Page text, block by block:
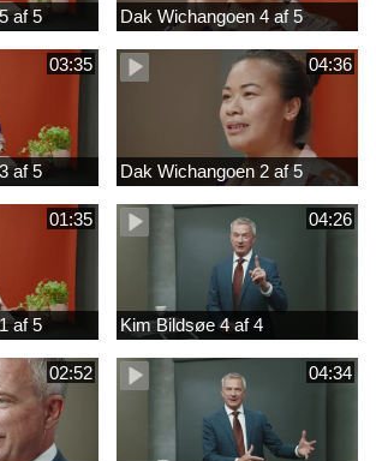
af 5 Dak Wichangoen 4 af 5
03:35
af 5
04:36
Dak Wichangoen 2 af 5
01:35
af 5
04:26
Kim Bildsøe 4 af 4
02:52 04:34